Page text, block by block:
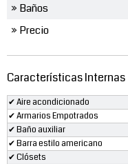
» Baños
» Precio
Características Internas
✔ Aire acondicionado
✔ Armarios Empotrados
✔ Baño auxiliar
✔ Barra estilo americano
✔ Clósets